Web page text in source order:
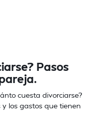
Pasos
cuesta divorciarse?
y los gastos que tienen